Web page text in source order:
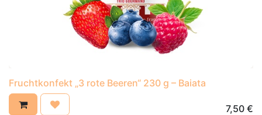
Fruchtkonfekt „3 rote Beeren“ 230 g – Baiata
7,50 €